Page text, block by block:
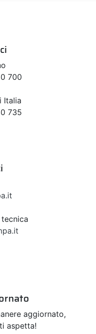
700
Italia
735
aggiornato,
aspetta!